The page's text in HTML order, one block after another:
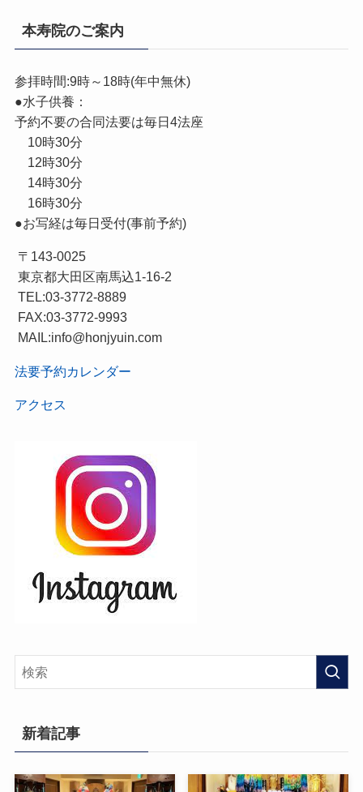
本寿院のご案内
参拝時間:9時～18時(年中無休)
●水子供養：
予約不要の合同法要は毎日4法座
10時30分
12時30分
14時30分
16時30分
●お写経は毎日受付(事前予約)
〒143-0025
東京都大田区南馬込1-16-2
TEL:03-3772-8889
FAX:03-3772-9993
MAIL:info@honjyuin.com
法要予約カレンダー
アクセス
新着記事